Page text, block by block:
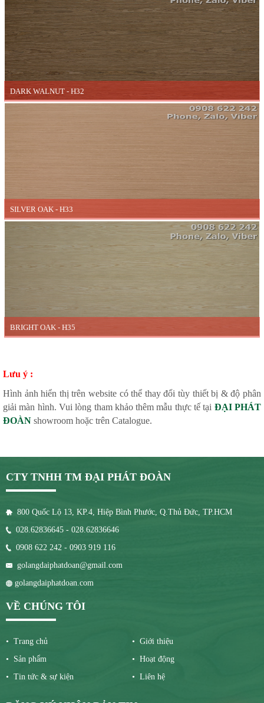
DARK WALNUT - H32
SILVER OAK - H33
BRIGHT OAK - H35
Lưu ý :
Hình ảnh hiển thị trên website có thể thay đổi tùy thiết bị & độ phân
giải màn hình. Vui lòng tham khảo thêm mẫu thực tế tại ĐẠI PHÁT
ĐOÀN showroom hoặc trên Catalogue.
CTY TNHH TM ĐẠI PHÁT ĐOÀN
800 Quốc Lộ 13, KP.4, Hiệp Bình Phước, Q.Thủ Đức, TP.HCM
028.62836645 - 028.62836646
0908 622 242 - 0903 919 116
golangdaiphatdoan@gmail.com
golangdaiphatdoan.com
VỀ CHÚNG TÔI
• Trang chủ
• Giới thiệu
• Sản phẩm
• Hoạt động
• Tin tức & sự kiện
• Liên hệ